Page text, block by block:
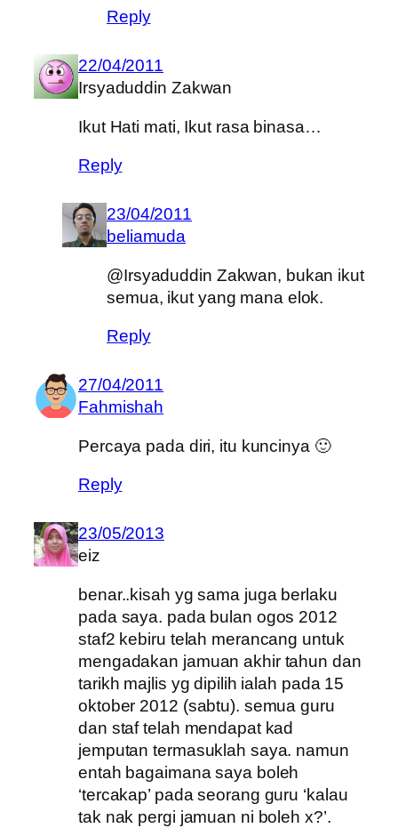
Reply
22/04/2011
Irsyaduddin Zakwan
Ikut Hati mati, Ikut rasa binasa…
Reply
23/04/2011
beliamuda
@Irsyaduddin Zakwan, bukan ikut
semua, ikut yang mana elok.
Reply
27/04/2011
Fahmishah
Percaya pada diri, itu kuncinya 🙂
Reply
23/05/2013
eiz
benar..kisah yg sama juga berlaku
pada saya. pada bulan ogos 2012
staf2 kebiru telah merancang untuk
mengadakan jamuan akhir tahun dan
tarikh majlis yg dipilih ialah pada 15
oktober 2012 (sabtu). semua guru
dan staf telah mendapat kad
jemputan termasuklah saya. namun
entah bagaimana saya boleh
‘tercakap’ pada seorang guru ‘kalau
tak nak pergi jamuan ni boleh x?’.